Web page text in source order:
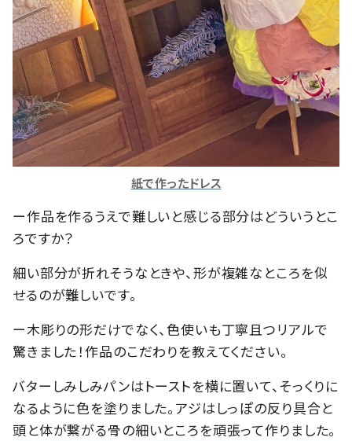
紙で作ったドレス
ー作品を作るうえで難しいと感じる部分はどういうとこ
ろですか？
細い部分が折れそうなときや、形が複雑なところを似
せるのが難しいです。
ー木彫りの形だけでなく、色使いも丁寧且つリアルで
驚きました！作品のこだわりを教えてください。
バターしみしみパンはトーストを横に置いて、そっくりに
なるように色を塗りました。アジはしっぽの反り具合と
頭と体が繋がる骨の細いところを頑張って作りました。